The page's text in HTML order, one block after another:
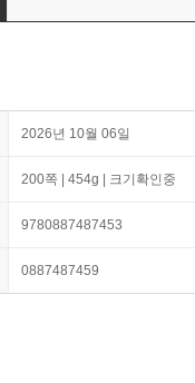
2026년 10월 06일
200쪽 | 454g | 크기확인중
9780887487453
0887487459